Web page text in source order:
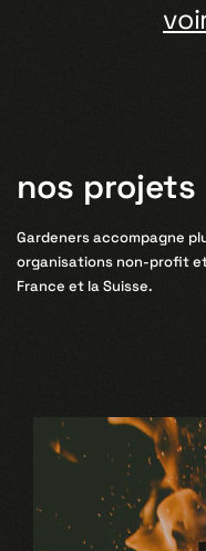
nos projets
Gardeners accompagne
organisations non-profit
France et la Suisse.